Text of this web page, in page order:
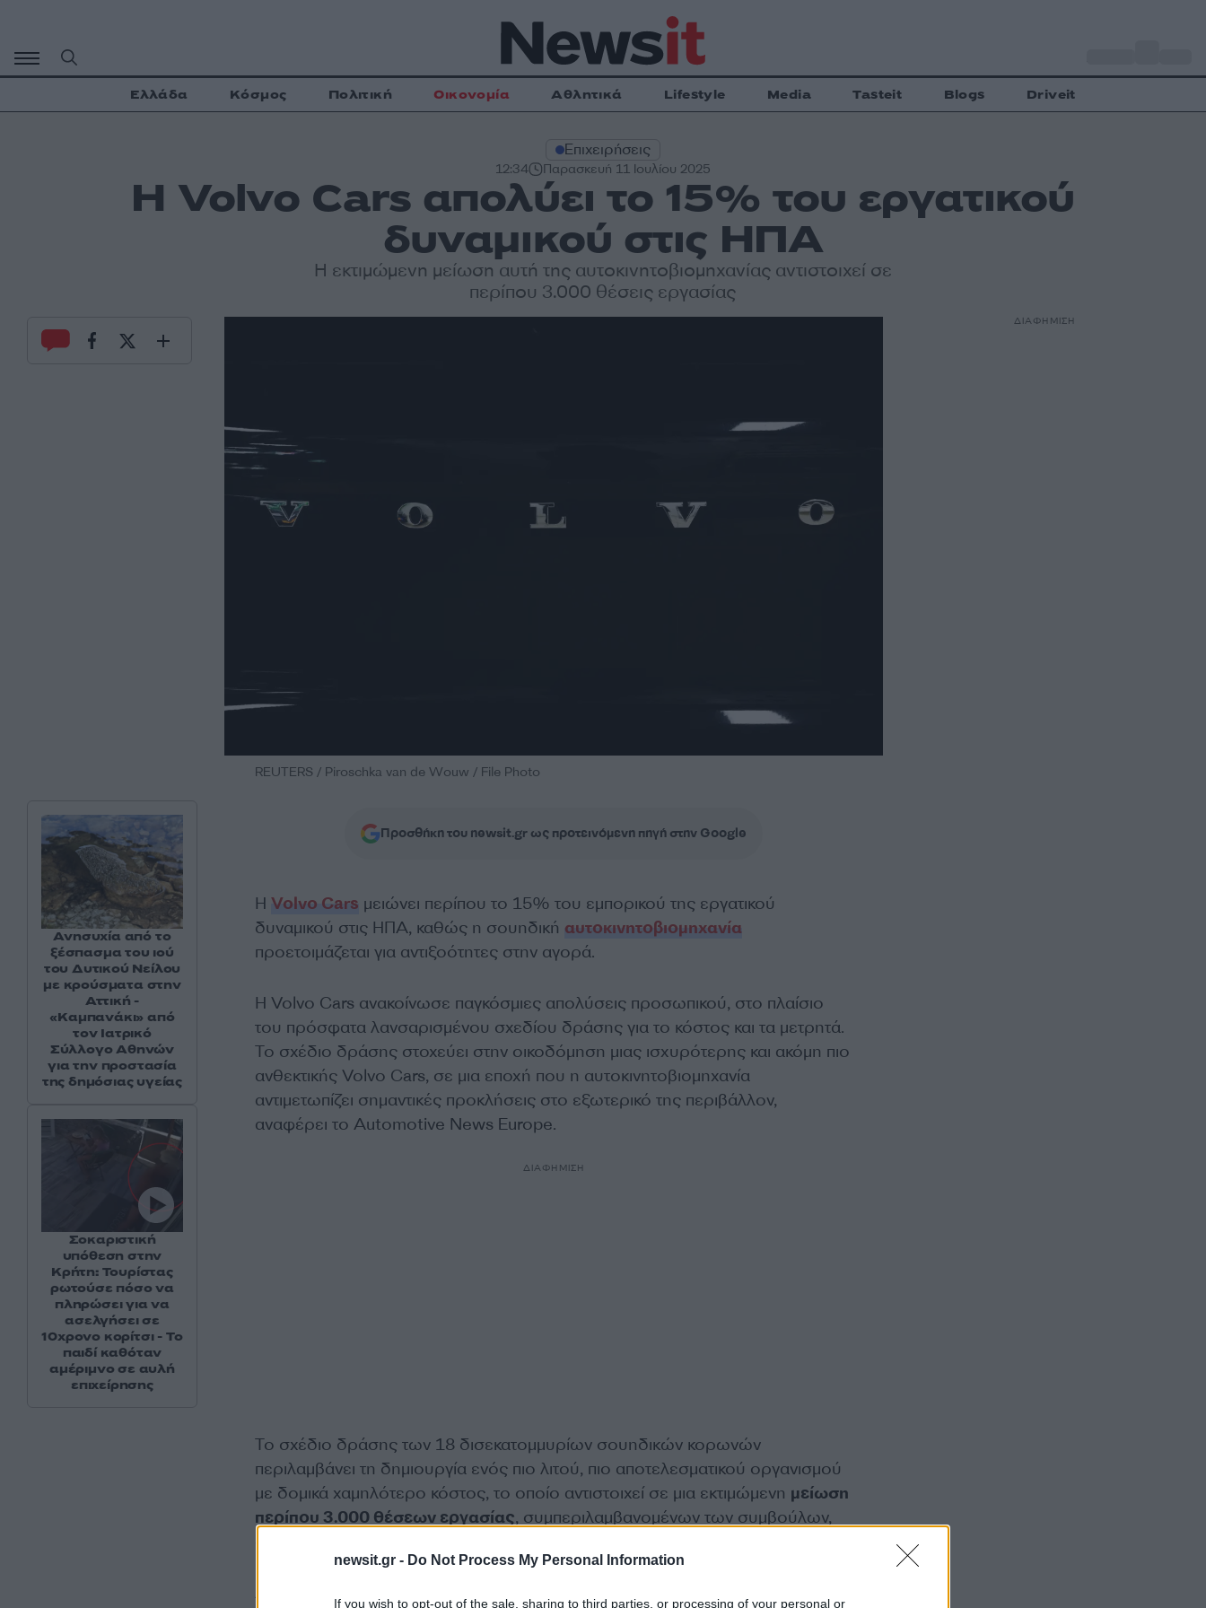
newsit.gr - Do Not Process My Personal Information
If you wish to opt-out of the sale, sharing to third parties, or processing of your personal or
περιεχόμενο
Ελλάδα Κόσμος Πολιτική Οικονομία Αθλητικά Lifestyle Media Tasteit Blogs Driveit
Επιχειρήσεις
12:34 Παρασκευή 11 Ιουλίου 2025
Η Volvo Cars απολύει το 15% του εργατικού
δυναμικού στις ΗΠΑ
Η εκτιμώμενη μείωση αυτή της αυτοκινητοβιομηχανίας αντιστοιχεί σε
περίπου 3.000 θέσεις εργασίας
REUTERS / Piroschka van de Wouw / File Photo
Προσθήκη του newsit.gr ως προτεινόμενη πηγή στην Google
Η Volvo Cars μειώνει περίπου το 15% του εμπορικού της εργατικού
δυναμικού στις ΗΠΑ, καθώς η σουηδική αυτοκινητοβιομηχανία
προετοιμάζεται για αντιξοότητες στην αγορά.
Η Volvo Cars ανακοίνωσε παγκόσμιες απολύσεις προσωπικού, στο πλαίσιο
του πρόσφατα λανσαρισμένου σχεδίου δράσης για το κόστος και τα μετρητά.
Το σχέδιο δράσης στοχεύει στην οικοδόμηση μιας ισχυρότερης και ακόμη πιο
ανθεκτικής Volvo Cars, σε μια εποχή που η αυτοκινητοβιομηχανία
αντιμετωπίζει σημαντικές προκλήσεις στο εξωτερικό της περιβάλλον,
αναφέρει το Automotive News Europe.
ΔΙΑΦΗΜΙΣΗ
Το σχέδιο δράσης των 18 δισεκατομμυρίων σουηδικών κορωνών
περιλαμβάνει τη δημιουργία ενός πιο λιτού, πιο αποτελεσματικού οργανισμού
με δομικά χαμηλότερο κόστος, το οποίο αντιστοιχεί σε μια εκτιμώμενη μείωση
περίπου 3.000 θέσεων εργασίας, συμπεριλαμβανομένων των συμβούλων,
Αυτές οι μειώσεις θα επηρεάσουν κυρίως τις θέσεις εργασίας σε γραφεία
Ανησυχία από το
ξέσπασμα του ιού
του Δυτικού Νείλου
με κρούσματα στην
Αττική -
«Καμπανάκι» από
τον Ιατρικό
Σύλλογο Αθηνών
για την προστασία
της δημόσιας υγείας
Σοκαριστική
υπόθεση στην
Κρήτη: Τουρίστας
ρωτούσε πόσο να
πληρώσει για να
ασελγήσει σε
10χρονο κορίτσι - Το
παιδί καθόταν
αμέριμνο σε αυλή
επιχείρησης
ΔΙΑΦΗΜΙΣΗ